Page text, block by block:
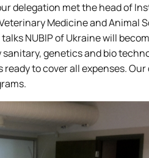
delegation met the head of
Medicine and Animal
talks NUBIP of Ukraine will
genetics and bio
to cover all expenses.